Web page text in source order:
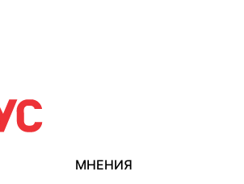
МНЕНИЯ